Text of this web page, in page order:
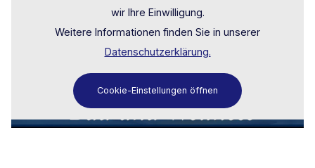
wir Ihre Einwilligung.
Weitere Informationen finden Sie in unserer
Datenschutzerklärung.
Cookie-Einstellungen öffnen